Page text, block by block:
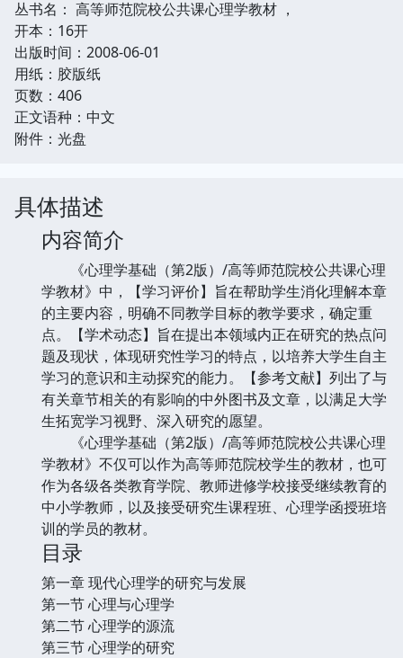
丛书名： 高等师范院校公共课心理学教材 ，
开本：16开
出版时间：2008-06-01
用纸：胶版纸
页数：406
正文语种：中文
附件：光盘
具体描述
内容简介
《心理学基础（第2版）/高等师范院校公共课心理
学教材》中，【学习评价】旨在帮助学生消化理解本章
的主要内容，明确不同教学目标的教学要求，确定重
点。【学术动态】旨在提出本领域内正在研究的热点问
题及现状，体现研究性学习的特点，以培养大学生自主
学习的意识和主动探究的能力。【参考文献】列出了与
有关章节相关的有影响的中外图书及文章，以满足大学
生拓宽学习视野、深入研究的愿望。
《心理学基础（第2版）/高等师范院校公共课心理
学教材》不仅可以作为高等师范院校学生的教材，也可
作为各级各类教育学院、教师进修学校接受继续教育的
中小学教师，以及接受研究生课程班、心理学函授班培
训的学员的教材。
目录
第一章 现代心理学的研究与发展
第一节 心理与心理学
第二节 心理学的源流
第三节 心理学的研究